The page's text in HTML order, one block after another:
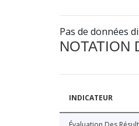
Pas de données
NOTATION
INDICATEUR